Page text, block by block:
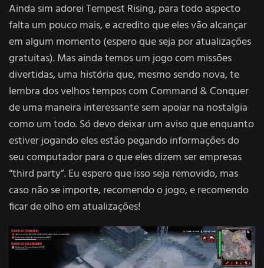
Ainda sim adorei Tempest Rising, para todo aspecto
falta um pouco mais, e acredito que eles vão alcançar
em algum momento (espero que seja por atualizações
gratuitas). Mas ainda temos um jogo com missões
divertidas, uma história que, mesmo sendo nova, te
lembra dos velhos tempos com Command & Conquer
de uma maneira interessante sem apoiar na nostalgia
como um todo. Só devo deixar um aviso que enquanto
estiver jogando eles estão pegando informações do
seu computador para o que eles dizem ser empresas
“third party”. Eu espero que isso seja removido, mas
caso não se importe, recomendo o jogo, e recomendo
ficar de olho em atualizações!